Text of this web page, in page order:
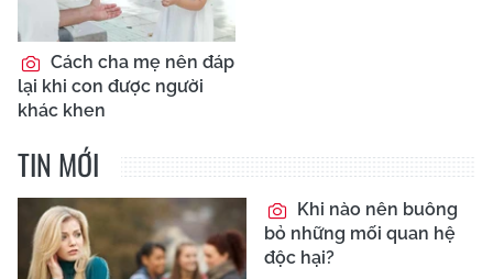
Cách cha mẹ nên đáp
lại khi con được người
khác khen
TIN MỚI
Khi nào nên buông
bỏ những mối quan hệ
độc hại?